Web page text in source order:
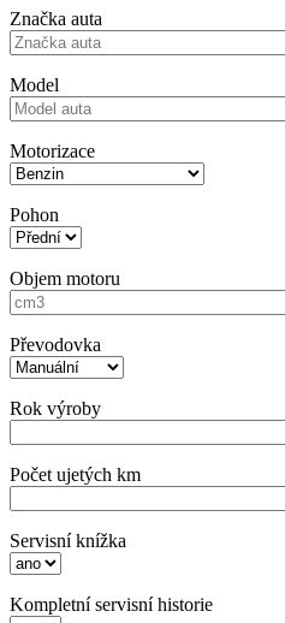
Značka auta
Model
Motorizace
Pohon
Objem motoru
Převodovka
Rok výroby
Počet ujetých km
Servisní knížka
Kompletní servisní historie